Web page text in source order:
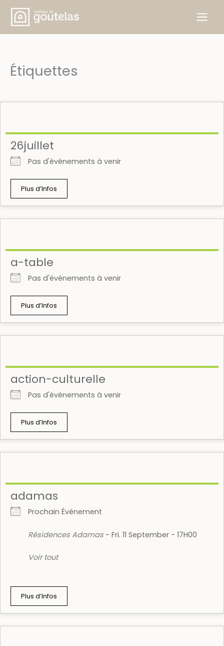
Skip
content
Étiquettes
26juillet
Pas d'événements à venir
Plus d’Infos
a-table
Pas d'événements à venir
Plus d’Infos
action-culturelle
Pas d'événements à venir
Plus d’Infos
adamas
Prochain Événement
Résidences Adamas- Fri. 11 September - 17H00
Voir tout
Plus d’Infos